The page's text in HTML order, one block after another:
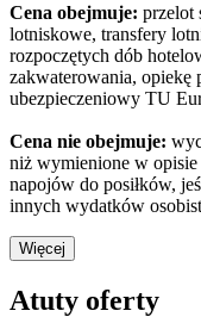
Cena obejmuje: przelot
lotniskowe, transfery
rozpoczętych dób
zakwaterowania, opiekę
ubezpieczeniowy TU
Cena nie obejmuje:
niż wymienione w
napojów do posiłków,
innych wydatków
Więcej
Atuty oferty